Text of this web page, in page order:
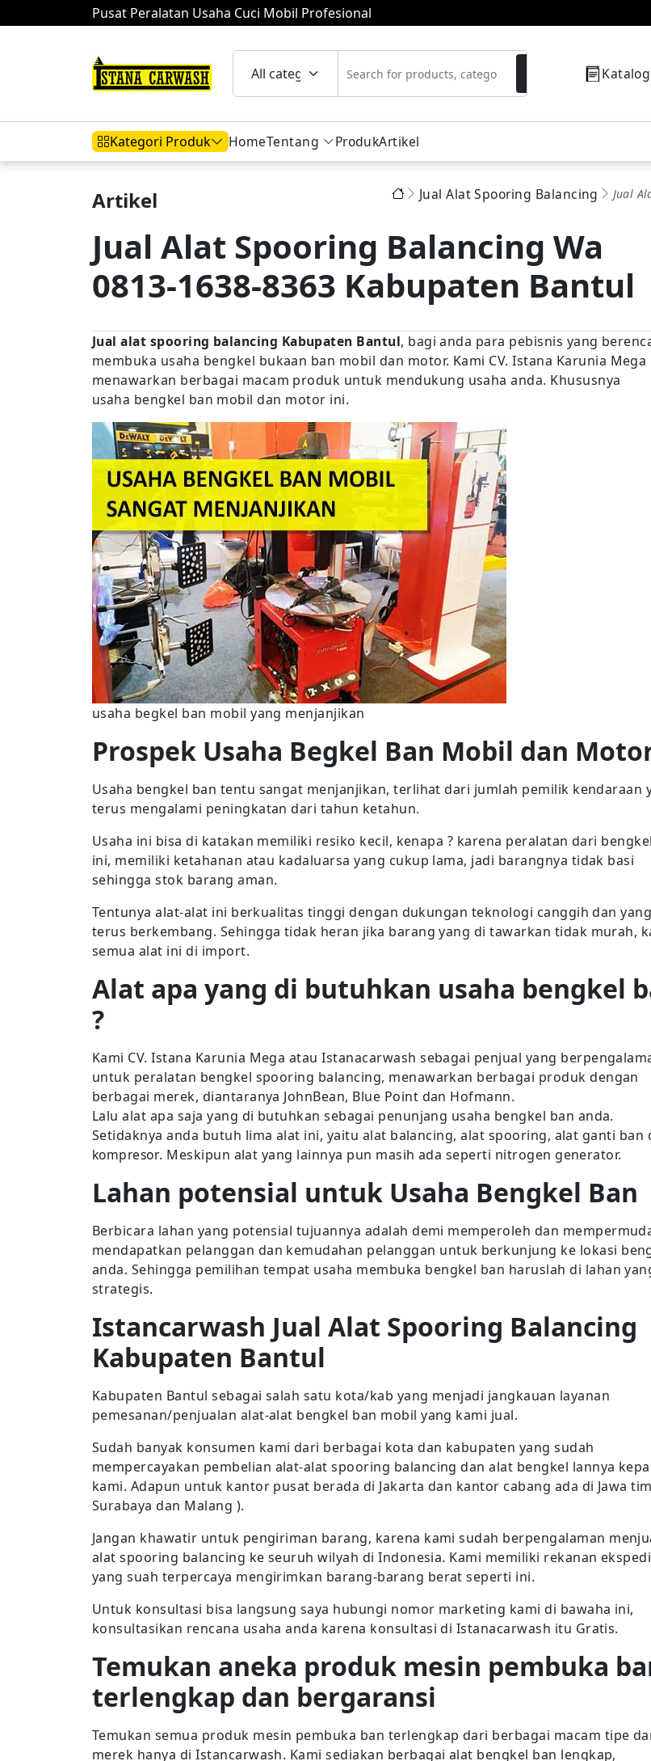
Pusat Peralatan Usaha Cuci Mobil Profesional
Katalog
Kategori Produk
Hidrolik Mobil Kompresor
HomeTentang ProdukArtikel
Artikel Jual Alat Spooring Balancing Jual
Jual Alat Spooring Balancing Wa
0813-1638-8363 Kabupaten Bantul
Jual alat spooring balancing Kabupaten Bantul, bagi anda para pebisnis yang
membuka usaha bengkel bukaan ban mobil dan motor. Kami CV. Istana Karunia Mega
menawarkan berbagai macam produk untuk mendukung usaha anda. Khususnya
usaha bengkel ban mobil dan motor ini.
usaha begkel ban mobil yang menjanjikan
Prospek Usaha Begkel Ban Mobil dan
Usaha bengkel ban tentu sangat menjanjikan, terlihat dari jumlah pemilik kendaraan
terus mengalami peningkatan dari tahun ketahun.
Usaha ini bisa di katakan memiliki resiko kecil, kenapa ? karena peralatan dari
ini, memiliki ketahanan atau kadaluarsa yang cukup lama, jadi barangnya tidak basi
sehingga stok barang aman.
Tentunya alat-alat ini berkualitas tinggi dengan dukungan teknologi canggih dan yang
terus berkembang. Sehingga tidak heran jika barang yang di tawarkan tidak murah,
semua alat ini di import.
Alat apa yang di butuhkan usaha bengkel
?
Kami CV. Istana Karunia Mega atau Istanacarwash sebagai penjual yang
untuk peralatan bengkel spooring balancing, menawarkan berbagai produk dengan
berbagai merek, diantaranya JohnBean, Blue Point dan Hofmann.
Lalu alat apa saja yang di butuhkan sebagai penunjang usaha bengkel ban anda.
Setidaknya anda butuh lima alat ini, yaitu alat balancing, alat spooring, alat ganti ban
kompresor. Meskipun alat yang lainnya pun masih ada seperti nitrogen generator.
Lahan potensial untuk Usaha Bengkel Ban
Berbicara lahan yang potensial tujuannya adalah demi memperoleh dan
mendapatkan pelanggan dan kemudahan pelanggan untuk berkunjung ke lokasi
anda. Sehingga pemilihan tempat usaha membuka bengkel ban haruslah di lahan
strategis.
Istancarwash Jual Alat Spooring Balancing
Kabupaten Bantul
Kabupaten Bantul sebagai salah satu kota/kab yang menjadi jangkauan layanan
pemesanan/penjualan alat-alat bengkel ban mobil yang kami jual.
Sudah banyak konsumen kami dari berbagai kota dan kabupaten yang sudah
mempercayakan pembelian alat-alat spooring balancing dan alat bengkel lannya
kami. Adapun untuk kantor pusat berada di Jakarta dan kantor cabang ada di Jawa
Surabaya dan Malang ).
Jangan khawatir untuk pengiriman barang, karena kami sudah berpengalaman
alat spooring balancing ke seuruh wilyah di Indonesia. Kami memiliki rekanan
yang suah terpercaya mengirimkan barang-barang berat seperti ini.
Untuk konsultasi bisa langsung saya hubungi nomor marketing kami di bawaha ini,
konsultasikan rencana usaha anda karena konsultasi di Istanacarwash itu Gratis.
Temukan aneka produk mesin pembuka
terlengkap dan bergaransi
Temukan semua produk mesin pembuka ban terlengkap dari berbagai macam tipe
merek hanya di Istancarwash. Kami sediakan berbagai alat bengkel ban lengkap,